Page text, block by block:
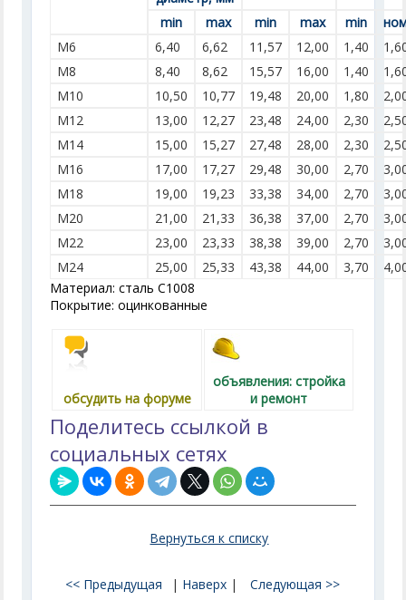
min max min max min
M6
6,40 6,62 11,57 12,00 1,40
M8
8,40 8,62 15,57 16,00 1,40
M10
10,50 10,77 19,48 20,00 1,80
M12
13,00 12,27 23,48 24,00 2,30
M14
15,00 15,27 27,48 28,00 2,30
M16
17,00 17,27 29,48 30,00 2,70
M18
19,00 19,23 33,38 34,00 2,70
M20
21,00 21,33 36,38 37,00 2,70
M22
23,00 23,33 38,38 39,00 2,70
M24
25,00 25,33 43,38 44,00 3,70
Материал: сталь С1008
Покрытие: оцинкованные
обсудить на форуме
объявления: стройка
и ремонт
Поделитесь ссылкой в
социальных сетях
Вернуться к списку
<< Предыдущая | Наверх | Следующая >>